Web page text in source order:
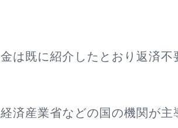
は既に紹介したとおり返済
済産業省などの国の機関が